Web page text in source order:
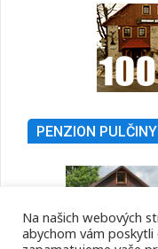
PENZION
Na našich webových
abychom vám